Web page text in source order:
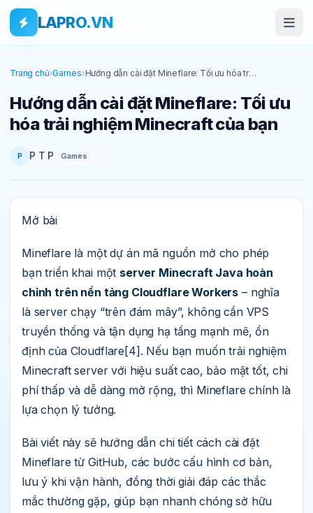
Skip to main content
Bỏ qua tới nội dung
LAPRO.VN
Trang chủ›Games›Hướng dẫn cài đặt Mineflare: Tối ưu hóa trải
Hướng dẫn cài đặt Mineflare: Tối ưu
hóa trải nghiệm Minecraft của bạn
P P T P Games
Mở bài
Mineflare là một dự án mã nguồn mở cho phép
bạn triển khai một server Minecraft Java hoàn
chỉnh trên nền tảng Cloudflare Workers – nghĩa
là server chạy “trên đám mây”, không cần VPS
truyền thống và tận dụng hạ tầng mạnh mẽ, ổn
định của Cloudflare[4]. Nếu bạn muốn trải nghiệm
Minecraft server với hiệu suất cao, bảo mật tốt, chi
phí thấp và dễ dàng mở rộng, thì Mineflare chính là
lựa chọn lý tưởng.
Bài viết này sẽ hướng dẫn chi tiết cách cài đặt
Mineflare từ GitHub, các bước cấu hình cơ bản,
lưu ý khi vận hành, đồng thời giải đáp các thắc
mắc thường gặp, giúp bạn nhanh chóng sở hữu